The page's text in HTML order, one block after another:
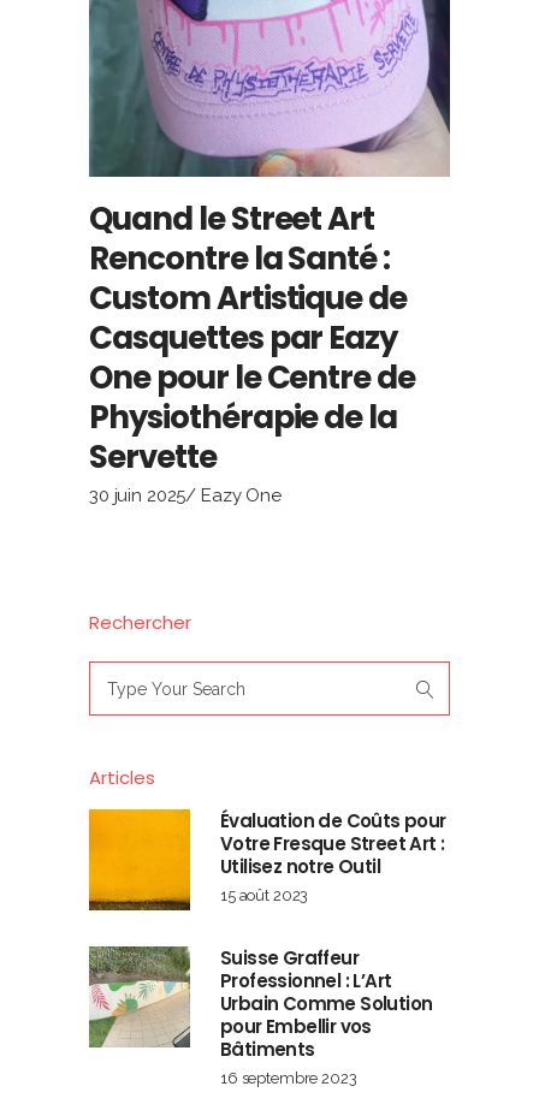
Quand le Street Art
Rencontre la Santé :
Custom Artistique de
Casquettes par Eazy
One pour le Centre de
Physiothérapie de la
Servette
30 juin 2025 Eazy One
Rechercher
for:
Articles
Évaluation de Coûts pour
Votre Fresque Street Art :
Utilisez notre Outil
15 août 2023
Suisse Graffeur
Professionnel : L’Art
Urbain Comme Solution
pour Embellir vos
Bâtiments
16 septembre 2023